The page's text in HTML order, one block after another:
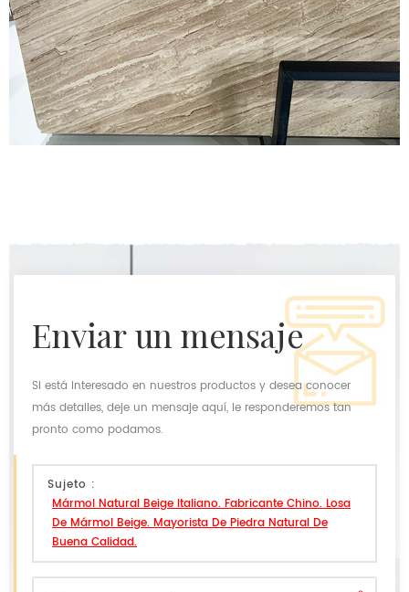
enviar un mensaje
Si está interesado en nuestros productos y desea conocer
más detalles, deje un mensaje aquí, le responderemos tan
pronto como podamos.
Sujeto :
Mármol Natural Beige Italiano. Fabricante Chino. Losa
De Mármol Beige. Mayorista De Piedra Natural De
Buena Calidad.